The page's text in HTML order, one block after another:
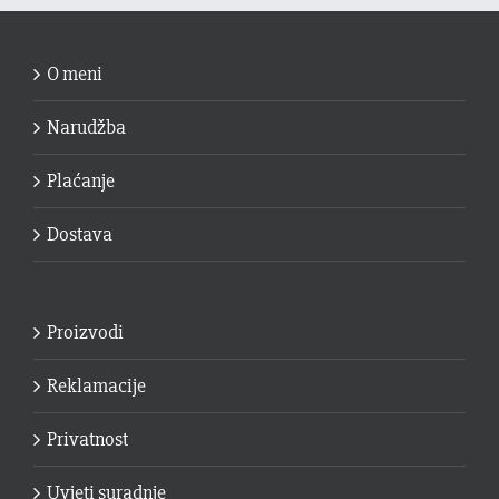
O meni
Narudžba
Plaćanje
Dostava
Proizvodi
Reklamacije
Privatnost
Uvjeti suradnje